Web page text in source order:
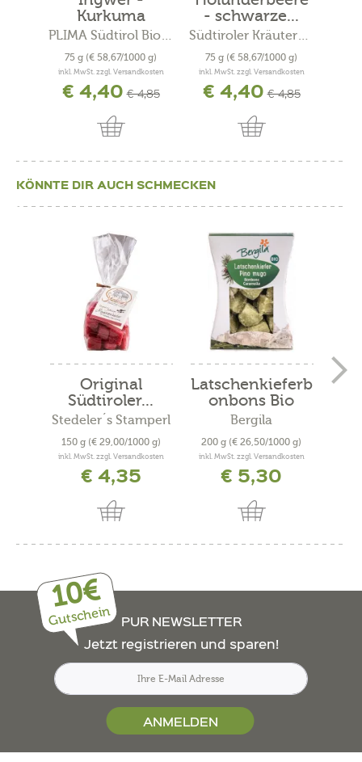
Kurkuma
Zuckerlen BioPLIMA Südtirol Bio-Kosmetik
75 g (€ 58,67/1000 g)
inkl. MwSt. zzgl. Versandkosten
€ 4,40 € 4,85
- schwarze...
Südtiroler Kräuterschlössl
75 g (€ 58,67/1000 g)
inkl. MwSt. zzgl. Versandkosten
€ 4,40 € 4,85
KÖNNTE DIR AUCH SCHMECKEN
Original
Südtiroler...
Stedeler´s Stamperl
150 g (€ 29,00/1000 g)
inkl. MwSt. zzgl. Versandkosten
€ 4,35
Latschenkieferb
onbons Bio
Bergila
200 g (€ 26,50/1000 g)
inkl. MwSt. zzgl. Versandkosten
€ 5,30
10€
Gutschein
PUR NEWSLETTER
Jetzt registrieren und sparen!
ANMELDEN